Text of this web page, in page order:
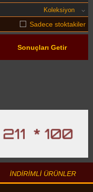
Koleksiyon
Sadece stoktakiler
Sonuçları Getir
İNDİRİMLİ ÜRÜNLER